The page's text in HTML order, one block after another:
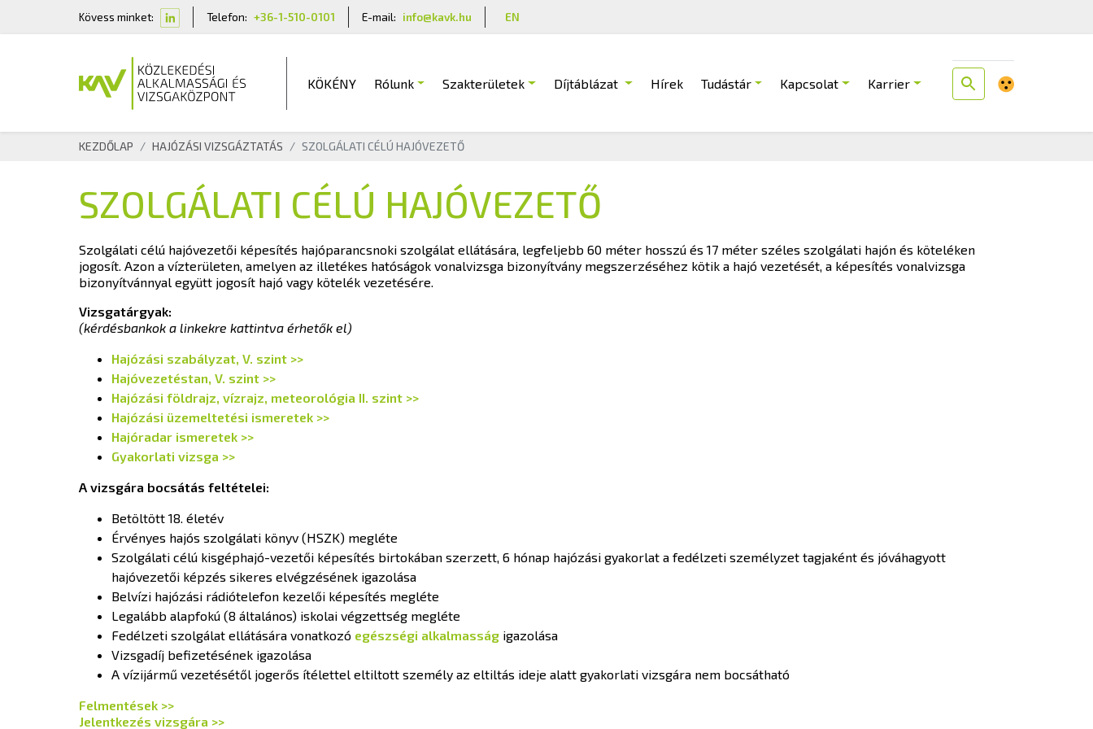
Kövess minket: Telefon: +36-1-510-0101 E-mail: info@kavk.hu EN
KÖKÉNY Rólunk Szakterületek Díjtáblázat Hírek Tudástár Kapcsolat Karrier
KEZDŐLAP HAJÓZÁSI VIZSGÁZTATÁS SZOLGÁLATI CÉLÚ HAJÓVEZETŐ
SZOLGÁLATI CÉLÚ HAJÓVEZETŐ
Szolgálati célú hajóvezetői képesítés hajóparancsnoki szolgálat ellátására, legfeljebb 60 méter hosszú és 17 méter széles szolgálati hajón és köteléken
jogosít. Azon a vízterületen, amelyen az illetékes hatóságok vonalvizsga bizonyítvány megszerzéséhez kötik a hajó vezetését, a képesítés vonalvizsga
bizonyítvánnyal együtt jogosít hajó vagy kötelék vezetésére.
Vizsgatárgyak:
(kérdésbankok a linkekre kattintva érhetők el)
Hajózási szabályzat, V. szint >>
Hajóvezetéstan, V. szint >>
Hajózási földrajz, vízrajz, meteorológia II. szint >>
Hajózási üzemeltetési ismeretek >>
Hajóradar ismeretek >>
Gyakorlati vizsga >>
A vizsgára bocsátás feltételei:
Betöltött 18. életév
Érvényes hajós szolgálati könyv (HSZK) megléte
Szolgálati célú kisgéphajó-vezetői képesítés birtokában szerzett, 6 hónap hajózási gyakorlat a fedélzeti személyzet tagjaként és jóváhagyott
hajóvezetői képzés sikeres elvégzésének igazolása
Belvízi hajózási rádiótelefon kezelői képesítés megléte
Legalább alapfokú (8 általános) iskolai végzettség megléte
Fedélzeti szolgálat ellátására vonatkozó egészségi alkalmasság igazolása
Vizsgadíj befizetésének igazolása
A vízijármű vezetésétől jogerős ítélettel eltiltott személy az eltiltás ideje alatt gyakorlati vizsgára nem bocsátható
Felmentések >>
Jelentkezés vizsgára >>